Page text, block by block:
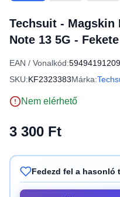
Techsuit - Magskin
Note 13 5G -
EAN / Vonalkód:
SKU:KF2323383Márka:
Nem elérhető
3 300 Ft
Fedezd fel a hasonló